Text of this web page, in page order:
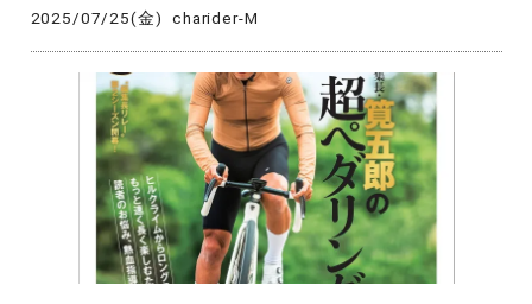
2025/07/25(金) charider-M